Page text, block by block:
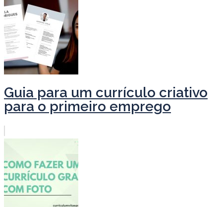
Guia para um currículo criativo
para o primeiro emprego